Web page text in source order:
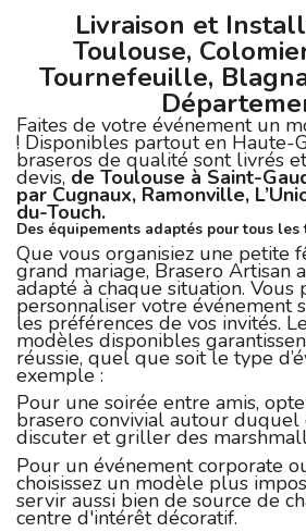
Livraison et
Toulouse,
Tournefeuille,
Faites de votre événement un
! Disponibles partout en Haute-
braseros de qualité sont livrés
devis, de Toulouse à Saint-
par Cugnaux, Ramonville,
du-Touch.
Des équipements adaptés pour tous les
Que vous organisiez une petite
grand mariage, Brasero Artisan
adapté à chaque situation. Vous
personnaliser votre événement
les préférences de vos invités.
modèles disponibles
réussie, quel que soit le type
exemple :
Pour une soirée entre amis,
brasero convivial autour duquel
discuter et griller des
Pour un événement corporate
choisissez un modèle plus
servir aussi bien de source de
centre d'intérêt décoratif.